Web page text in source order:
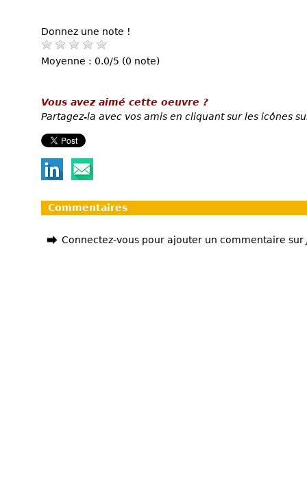
Donnez une note !
Moyenne : 0.0/5 (0 note)
Vous avez aimé cette oeuvre ?
Partagez-la avec vos amis en cliquant sur les icônes
Commentaires
Connectez-vous pour ajouter un commentaire sur